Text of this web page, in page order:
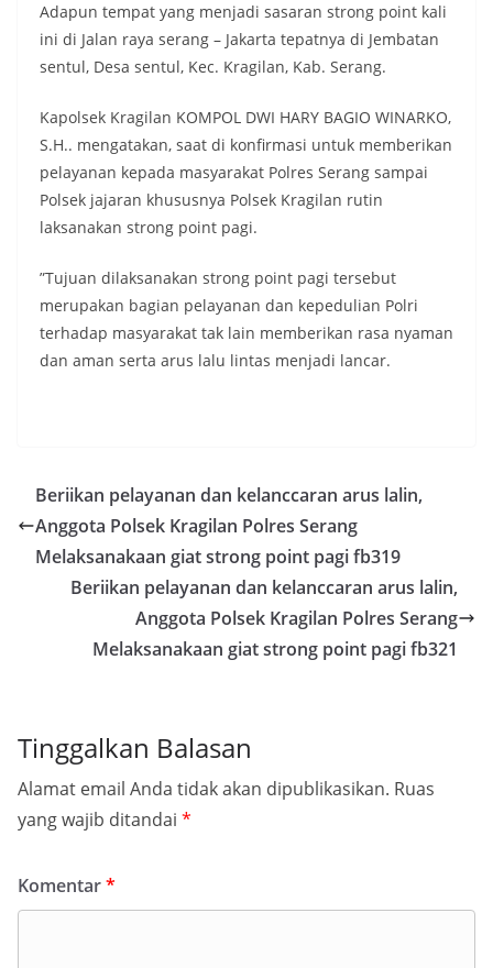
Adapun tempat yang menjadi sasaran strong point kali
ini di Jalan raya serang – Jakarta tepatnya di Jembatan
sentul, Desa sentul, Kec. Kragilan, Kab. Serang.
Kapolsek Kragilan KOMPOL DWI HARY BAGIO WINARKO,
S.H.. mengatakan, saat di konfirmasi untuk memberikan
pelayanan kepada masyarakat Polres Serang sampai
Polsek jajaran khususnya Polsek Kragilan rutin
laksanakan strong point pagi.
”Tujuan dilaksanakan strong point pagi tersebut
merupakan bagian pelayanan dan kepedulian Polri
terhadap masyarakat tak lain memberikan rasa nyaman
dan aman serta arus lalu lintas menjadi lancar.
Beriikan pelayanan dan kelanccaran arus lalin,
Anggota Polsek Kragilan Polres Serang
Melaksanakaan giat strong point pagi fb319
Beriikan pelayanan dan kelanccaran arus lalin,
Anggota Polsek Kragilan Polres Serang
Melaksanakaan giat strong point pagi fb321
Tinggalkan Balasan
Alamat email Anda tidak akan dipublikasikan. Ruas
yang wajib ditandai *
Komentar*